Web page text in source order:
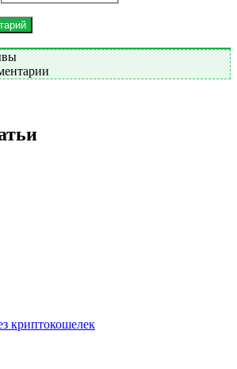
криптокошелек